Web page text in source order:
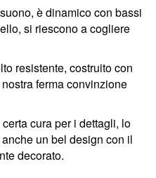
è dinamico con bassi
si riescono a cogliere
resistente, costruito con
ferma convinzione
cura per i dettagli, lo
un bel design con il
decorato.